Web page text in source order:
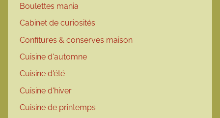
Boulettes mania
Cabinet de curiosités
Confitures & conserves maison
Cuisine d'automne
Cuisine d'été
Cuisine d'hiver
Cuisine de printemps